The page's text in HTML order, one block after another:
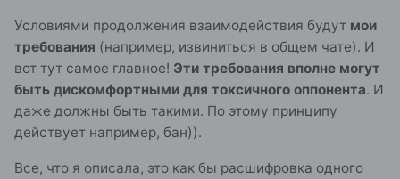
Условиями продолжения взаимодействия будут мои
требования (например, извиниться в общем чате). И
вот тут самое главное! Эти требования вполне могут
быть дискомфортными для токсичного оппонента. И
даже должны быть такими. По этому принципу
действует например, бан)).
Все, что я описала, это как бы расшифровка одного